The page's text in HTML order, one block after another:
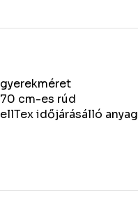
gyerekméret
70 cm-es rúd
ellTex időjárásálló anyag